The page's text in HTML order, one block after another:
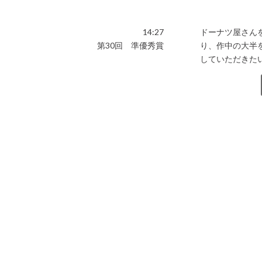
14:27
第30回 準優秀賞
ドーナツ屋さ
り、作中の大半
していただきた